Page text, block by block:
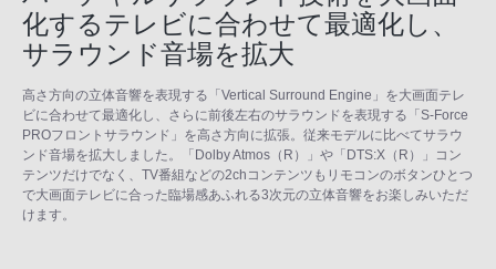
化するテレビに合わせて最適化し、
サラウンド音場を拡大
高さ方向の立体音響を表現する「Vertical Surround Engine」を大画面テレ
ビに合わせて最適化し、さらに前後左右のサラウンドを表現する「S-Force
PROフロントサラウンド」を高さ方向に拡張。従来モデルに比べてサラウ
ンド音場を拡大しました。「Dolby Atmos（R）」や「DTS:X（R）」コン
テンツだけでなく、TV番組などの2chコンテンツもリモコンのボタンひとつ
で大画面テレビに合った臨場感あふれる3次元の立体音響をお楽しみいただ
けます。